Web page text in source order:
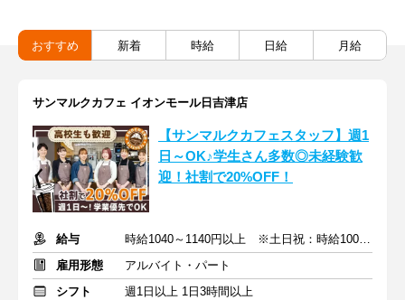
おすすめ 新着 時給 日給 月給
サンマルクカフェ イオンモール日吉津店
【サンマルクカフェスタッフ】週1
日～OK♪学生さん多数◎未経験歓
迎！社割で20%OFF！
給与
時給1040～1140円以上 ※土日祝：時給100円アップ
雇用形態
アルバイト・パート
シフト
週1日以上 1日3時間以上